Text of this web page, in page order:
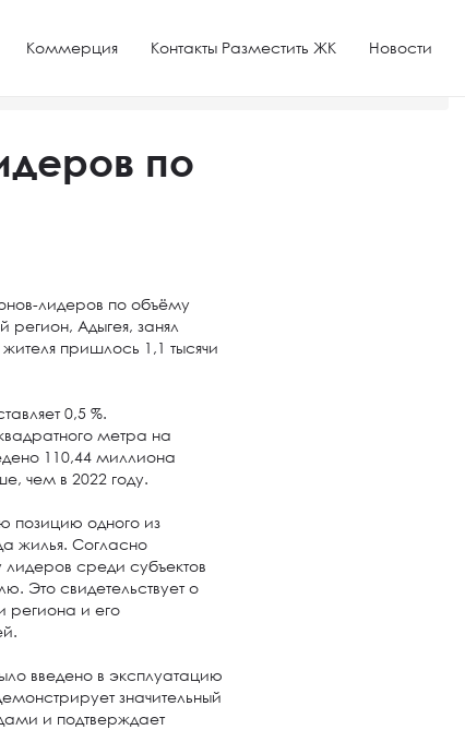
Коммерция Контакты Разместить ЖК Новости
по
лидеров по объёму
регион, Адыгея, занял
пришлось 1,1 тысячи
0,5 %.
метра на
110,44 миллиона
чем в 2022 году.
позицию одного из
жилья. Согласно
среди субъектов
Это свидетельствует о
региона и его
введено в эксплуатацию
значительный
и подтверждает